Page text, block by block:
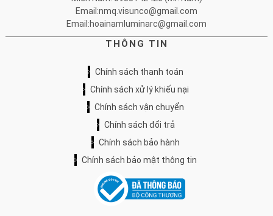
Email:nmq.visunco@gmail.com
Email:hoainamluminarc@gmail.com
THÔNG TIN
Chính sách thanh toán
Chính sách xử lý khiếu nại
Chính sách vận chuyển
Chính sách đổi trả
Chính sách bảo hành
Chính sách bảo mật thông tin